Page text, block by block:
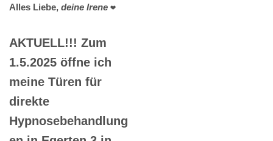
Alles Liebe, deine Irene ❤️
AKTUELL!!! Zum
1.5.2025 öffne ich
meine Türen für
direkte
Hypnosebehandlung